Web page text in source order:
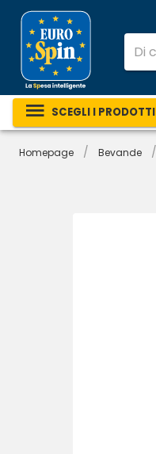
SCEGLI I PRODOTTI
Homepage / Bevande /